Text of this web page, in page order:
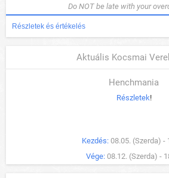
Do NOT be late with your
Részletek és értékelés
Aktuális Kocsmai
Henchmania
Részletek!
Kezdés: 08.05. (Szerda) -
Vége: 08.12. (Szerda) -